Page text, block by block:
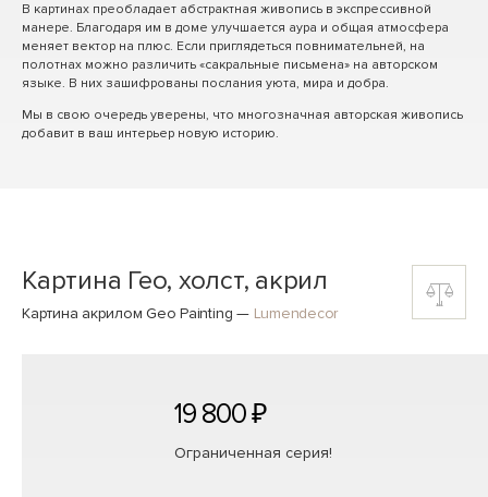
В картинах преобладает абстрактная живопись в экспрессивной
манере. Благодаря им в доме улучшается аура и общая атмосфера
меняет вектор на плюс. Если приглядеться повнимательней, на
полотнах можно различить «сакральные письмена» на авторском
языке. В них зашифрованы послания уюта, мира и добра.
Мы в свою очередь уверены, что многозначная авторская живопись
добавит в ваш интерьер новую историю.
Картина Гео, холст, акрил
Картина акрилом Geo Painting — Lumendecor
19 800 ₽
Ограниченная серия!